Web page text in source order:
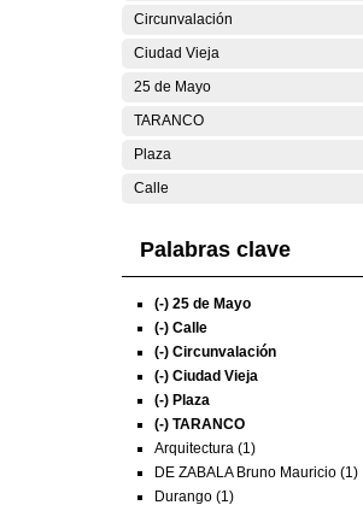
Circunvalación
Ciudad Vieja
25 de Mayo
TARANCO
Plaza
Calle
Palabras clave
(-) 25 de Mayo
(-) Calle
(-) Circunvalación
(-) Ciudad Vieja
(-) Plaza
(-) TARANCO
Arquitectura (1)
DE ZABALA Bruno Mauricio (1)
Durango (1)